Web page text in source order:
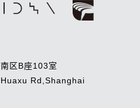
区B座103室
Rd,Shanghai